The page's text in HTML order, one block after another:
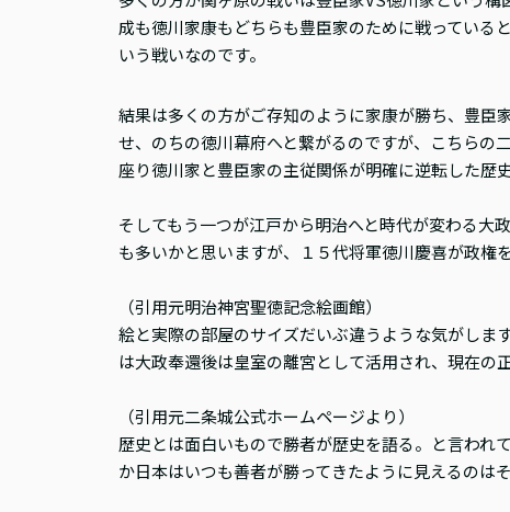
成も徳川家康もどちらも豊臣家のために戦っている
いう戦いなのです。
結果は多くの方がご存知のように家康が勝ち、豊臣
せ、のちの徳川幕府へと繋がるのですが、こちらの
座り徳川家と豊臣家の主従関係が明確に逆転した歴
そしてもう一つが江戸から明治へと時代が変わる大
も多いかと思いますが、１５代将軍徳川慶喜が政権
（引用元明治神宮聖徳記念絵画館）
絵と実際の部屋のサイズだいぶ違うような気がしま
は大政奉還後は皇室の離宮として活用され、現在の
（引用元二条城公式ホームページより）
歴史とは面白いもので勝者が歴史を語る。と言われ
か日本はいつも善者が勝ってきたように見えるのは